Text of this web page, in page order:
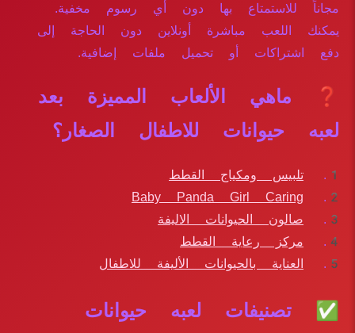
مجاناً للاستمتاع بها دون أي رسوم مخفية.
يمكنك اللعب مباشرة أونلاين دون الحاجة إلى
دفع اشتراكات أو تحميل ملفات إضافية.
❓ ماهي الألعاب المميزة بعد
لعبه حيوانات للاطفال الصغار؟
تلبيس ومكياج القطط
Baby Panda Girl Caring
صالون الحيوانات الاليفة
مركز رعاية القطط
العناية بالحيوانات الأليفة للاطفال
✅ تصنيفات لعبه حيوانات